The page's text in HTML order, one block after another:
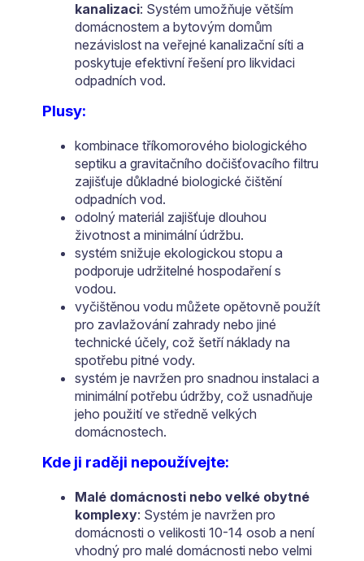
kanalizaci: Systém umožňuje větším
domácnostem a bytovým domům
nezávislost na veřejné kanalizační síti a
poskytuje efektivní řešení pro likvidaci
odpadních vod.
Plusy:
kombinace tříkomorového biologického
septiku a gravitačního dočišťovacího filtru
zajišťuje důkladné biologické čištění
odpadních vod.
odolný materiál zajišťuje dlouhou
životnost a minimální údržbu.
systém snižuje ekologickou stopu a
podporuje udržitelné hospodaření s
vodou.
vyčištěnou vodu můžete opětovně použít
pro zavlažování zahrady nebo jiné
technické účely, což šetří náklady na
spotřebu pitné vody.
systém je navržen pro snadnou instalaci a
minimální potřebu údržby, což usnadňuje
jeho použití ve středně velkých
domácnostech.
Kde ji raději nepoužívejte:
Malé domácnosti nebo velké obytné
komplexy: Systém je navržen pro
domácnosti o velikosti 10-14 osob a není
vhodný pro malé domácnosti nebo velmi